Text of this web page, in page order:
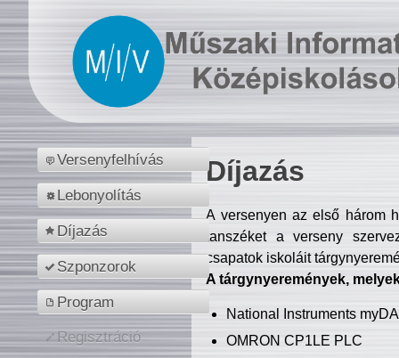
Versenyfelhívás
Lebonyolítás
Díjazás
Szponzorok
Program
Regisztráció
Díjazás
A versenyen az első három
tanszéket a verseny
csapatok iskoláit
A tárgynyeremények,
National Instruments
OMRON CP1LE PLC